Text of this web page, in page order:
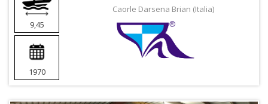
9,45
1970
Caorle Darsena Brian (Italia)